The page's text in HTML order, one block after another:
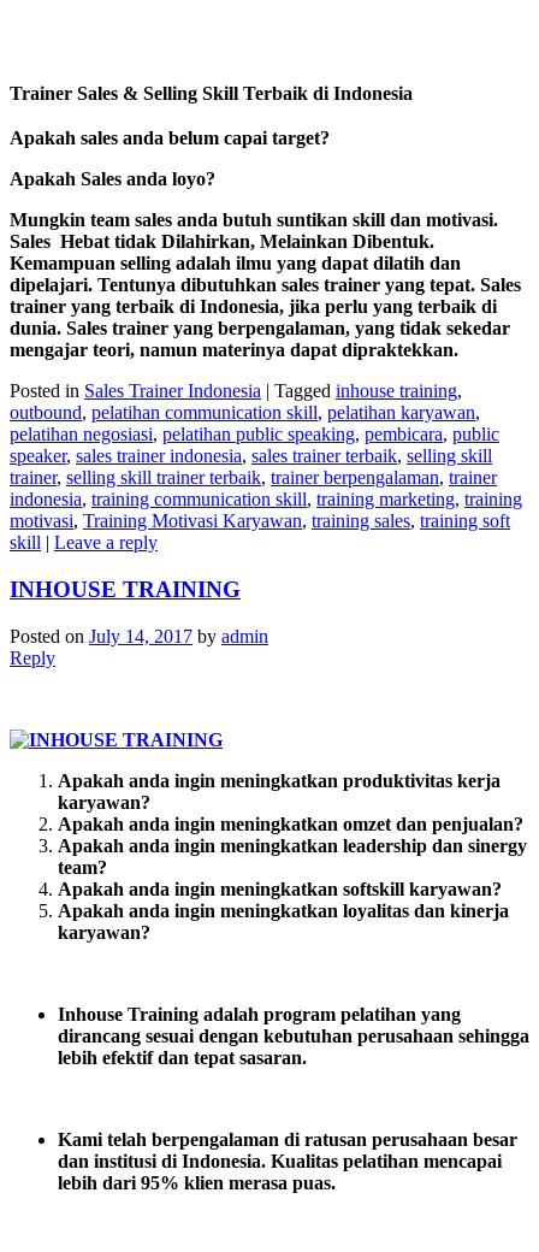
Trainer Sales & Selling Skill Terbaik di Indonesia
Apakah sales anda belum capai target?
Apakah Sales anda loyo?
Mungkin team sales anda butuh suntikan skill dan motivasi.
Sales Hebat tidak Dilahirkan, Melainkan Dibentuk.
Kemampuan selling adalah ilmu yang dapat dilatih dan
dipelajari. Tentunya dibutuhkan sales trainer yang tepat. Sales
trainer yang terbaik di Indonesia, jika perlu yang terbaik di
dunia. Sales trainer yang berpengalaman, yang tidak sekedar
mengajar teori, namun materinya dapat dipraktekkan.
Posted in Sales Trainer Indonesia | Tagged inhouse training,
outbound, pelatihan communication skill, pelatihan karyawan,
pelatihan negosiasi, pelatihan public speaking, pembicara, public
speaker, sales trainer indonesia, sales trainer terbaik, selling skill
trainer, selling skill trainer terbaik, trainer berpengalaman, trainer
indonesia, training communication skill, training marketing, training
motivasi, Training Motivasi Karyawan, training sales, training soft
skill | Leave a reply
INHOUSE TRAINING
Posted on July 14, 2017 by admin
Reply
Apakah anda ingin meningkatkan produktivitas kerja
karyawan?
Apakah anda ingin meningkatkan omzet dan penjualan?
Apakah anda ingin meningkatkan leadership dan sinergy
team?
Apakah anda ingin meningkatkan softskill karyawan?
Apakah anda ingin meningkatkan loyalitas dan kinerja
karyawan?
Inhouse Training adalah program pelatihan yang
dirancang sesuai dengan kebutuhan perusahaan sehingga
lebih efektif dan tepat sasaran.
Kami telah berpengalaman di ratusan perusahaan besar
dan institusi di Indonesia. Kualitas pelatihan mencapai
lebih dari 95% klien merasa puas.